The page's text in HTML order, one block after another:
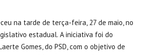
na tarde de terça-feira, 27 de maio, no
estadual. A iniciativa foi do
Gomes, do PSD, com o objetivo de